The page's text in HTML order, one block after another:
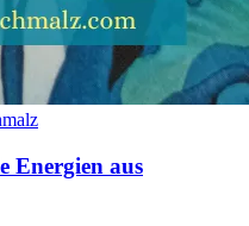
Energien aus